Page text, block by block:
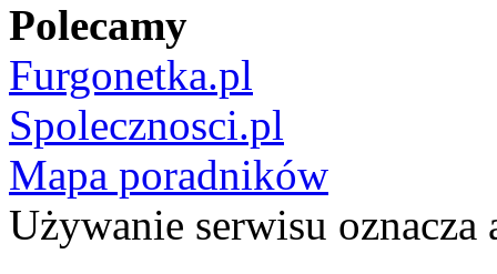
Polecamy
Furgonetka.pl
Spolecznosci.pl
Mapa poradników
Używanie serwisu oznacza